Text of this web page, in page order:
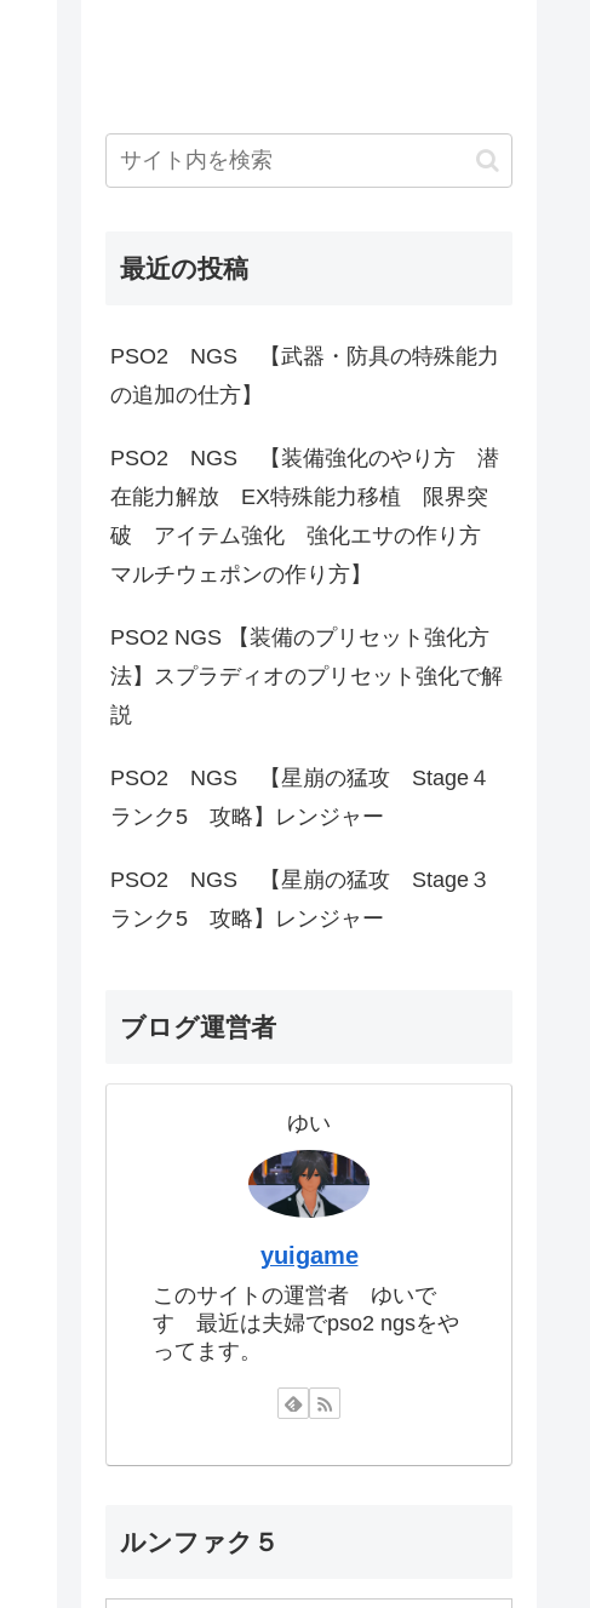
最近の投稿
PSO2 NGS 【武器・防具の特殊能力
の追加の仕方】
PSO2 NGS 【装備強化のやり方 潜
在能力解放 EX特殊能力移植 限界突
破 アイテム強化 強化エサの作り方
マルチウェポンの作り方】
PSO2 NGS 【装備のプリセット強化方
法】スプラディオのプリセット強化で解
説
PSO2 NGS 【星崩の猛攻 Stage４
ランク5 攻略】レンジャー
PSO2 NGS 【星崩の猛攻 Stage３
ランク5 攻略】レンジャー
ブログ運営者
ゆい
yuigame
このサイトの運営者 ゆいで
す 最近は夫婦でpso2 ngsをや
ってます。
ルンファク５